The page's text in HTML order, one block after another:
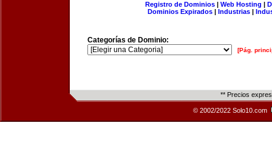
Registro de Dominios| Web Hosting |
Dominios Expirados | Industrias |
Categorías de Dominio:
[Pág.
** Precios
© 2002/2022 Solo10.com